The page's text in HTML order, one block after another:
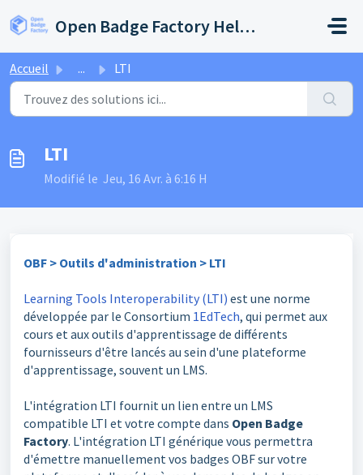
Open Badge Factory Help Center
Accueil ... LTI
LTI
Modifié le Jeu, 16 Avr. à 6:16 H
OBF > Outils d'administration > LTI
Learning Tools Interoperability (LTI) est une norme
développée par le Consortium 1EdTech, qui permet aux
cours et aux outils d'apprentissage de différents
fournisseurs d'être lancés au sein d'une plateforme
d'apprentissage, souvent un LMS.
L'intégration LTI fournit un lien entre un LMS
compatible LTI et votre compte dans Open Badge
Factory. L'intégration LTI générique vous permettra
d'émettre manuellement vos badges OBF sur votre